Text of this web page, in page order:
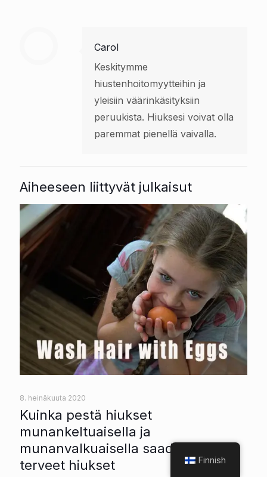
Carol
Keskitymme
hiustenhoitomyytteihin ja
yleisiin väärinkäsityksiin
peruukista. Hiuksesi voivat olla
paremmat pienellä vaivalla.
Aiheeseen liittyvät julkaisut
8. heinäkuuta 2020
Kuinka pestä hiukset
munankeltuaisella ja
munanvalkuaisella saadaksesi
terveet hiukset
Finnish